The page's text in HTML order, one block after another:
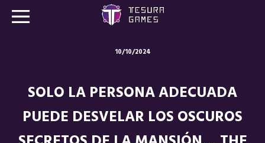
10/10/2024
SOLO LA PERSONA ADECUADA
PUEDE DESVELAR LOS OSCUROS
Store
Blog